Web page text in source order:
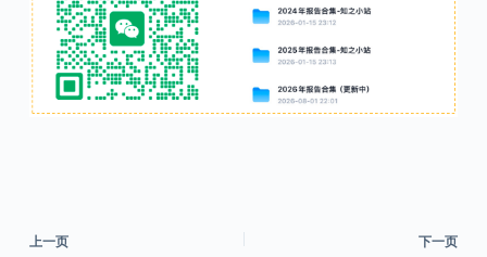
上一页 下一页